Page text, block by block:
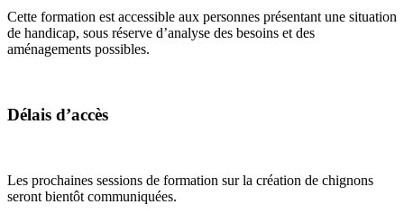
Cette formation est accessible aux personnes présentant une situation
de handicap, sous réserve d’analyse des besoins et des
aménagements possibles.
Délais d’accès
Les prochaines sessions de formation sur la création de chignons
seront bientôt communiquées.